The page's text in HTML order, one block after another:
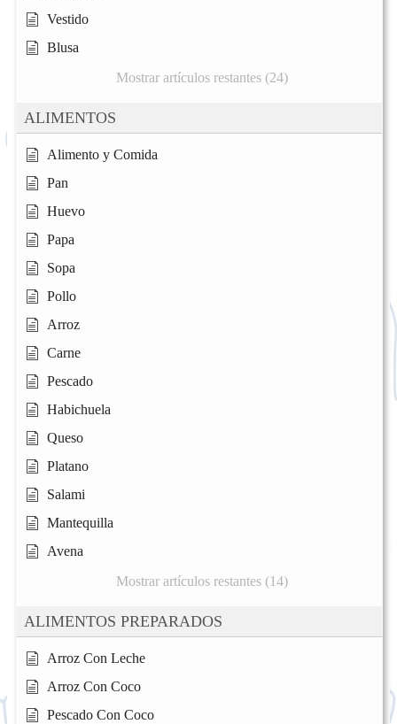
Vestido
Blusa
Mostrar artículos restantes (24)
ALIMENTOS
Alimento y Comida
Pan
Huevo
Papa
Sopa
Pollo
Arroz
Carne
Pescado
Habichuela
Queso
Platano
Salami
Mantequilla
Avena
Mostrar artículos restantes (14)
ALIMENTOS PREPARADOS
Arroz Con Leche
Arroz Con Coco
Pescado Con Coco